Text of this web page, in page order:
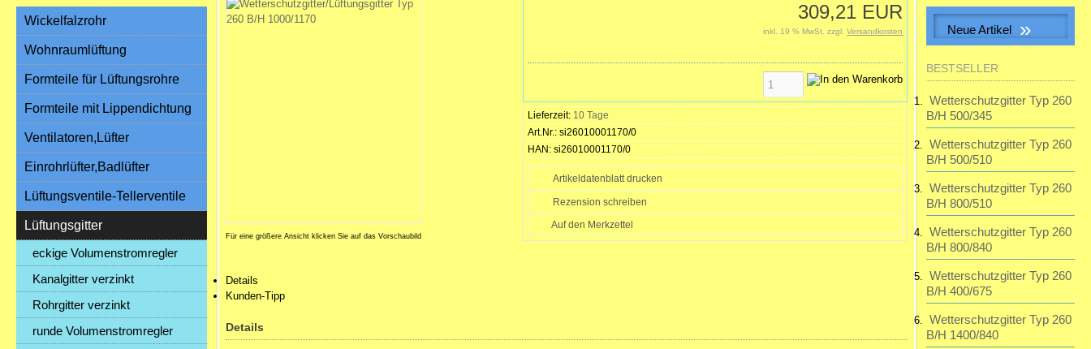
Für eine größere Ansicht klicken Sie auf das Vorschaubild
309,21 EUR
inkl. 19 % MwSt. zzgl.Versandkosten
Lieferzeit: 10 Tage
Art.Nr.: si26010001170/0
HAN: si26010001170/0
Artikeldatenblatt drucken
Rezension schreiben
Details
Kunden-Tipp
Details
Wickelfalzrohr
Wohnraumlüftung
Formteile für Lüftungsrohre
Formteile mit Lippendichtung
Ventilatoren,Lüfter
Einrohrlüfter,Badlüfter
Lüftungsventile-Tellerventile
Lüftungsgitter
eckige Volumenstromregler
Kanalgitter verzinkt
Rohrgitter verzinkt
runde Volumenstromregler
Passwort vergessen?
Neue Artikel »
Kleinraum-Ventilatator, Feuchte,
LED
195,23 EUR
Versandkosten
BESTSELLER
Wetterschutzgitter Typ 260
B/H 500/345
Wetterschutzgitter Typ 260
B/H 500/510
Wetterschutzgitter Typ 260
B/H 800/510
Wetterschutzgitter Typ 260
B/H 800/840
Wetterschutzgitter Typ 260
B/H 400/675
Wetterschutzgitter Typ 260
B/H 1400/840